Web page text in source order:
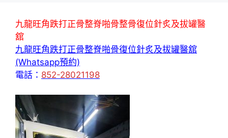
九龍旺角跌打正骨整脊啪骨整骨復位針炙及拔罐醫
舘
九龍旺角跌打正骨整脊啪骨復位針炙及拔罐醫舘
(Whatsapp預約)
電話： 852-28021198